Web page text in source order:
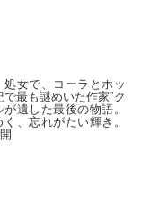
⼥で、コーラとホッ
で最も謎めいた作家”ク
遺した最後の物語。
、忘れがたい輝き。